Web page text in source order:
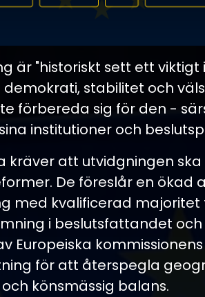
är "historiskt sett ett
stabilitet och
förbereda sig för den -
institutioner och
kräver att utvidgningen
De föreslår en ökad
med kvalificerad
i beslutsfattandet
Europeiska kommissionens
för att återspegla
könsmässig balans.